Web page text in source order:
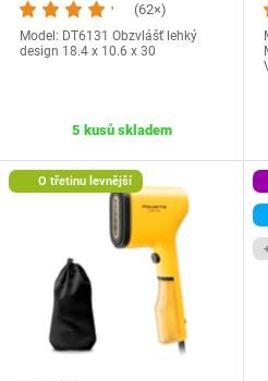
(62×)
Model: DT6131 Obzvlášť lehký
design 18.4 x 10.6 x 30
5 kusů skladem
O třetinu levnější